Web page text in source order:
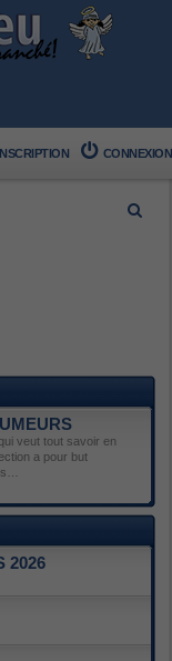
CONNEXION
h
veut tout savoir en
a pour but
2026